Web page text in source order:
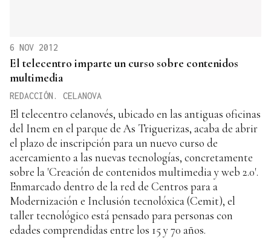
6 NOV 2012
El telecentro imparte un curso sobre contenidos
multimedia
REDACCIÓN. CELANOVA
El telecentro celanovés, ubicado en las antiguas oficinas
del Inem en el parque de As Triguerizas, acaba de abrir
el plazo de inscripción para un nuevo curso de
acercamiento a las nuevas tecnologías, concretamente
sobre la 'Creación de contenidos multimedia y web 2.0'.
Enmarcado dentro de la red de Centros para a
Modernización e Inclusión tecnolóxica (Cemit), el
taller tecnológico está pensado para personas con
edades comprendidas entre los 15 y 70 años.